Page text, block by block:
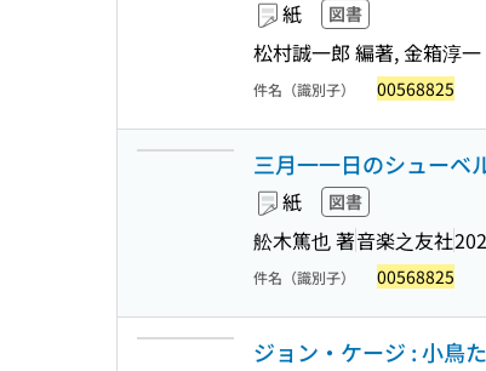
紙 図書
松村誠一郎 編著, 金箱淳
件名（識別子） 00568825
三月一一日のシューベ
紙 図書
舩木篤也 著音楽之友社
件名（識別子） 00568825
ジョン・ケージ : 小鳥